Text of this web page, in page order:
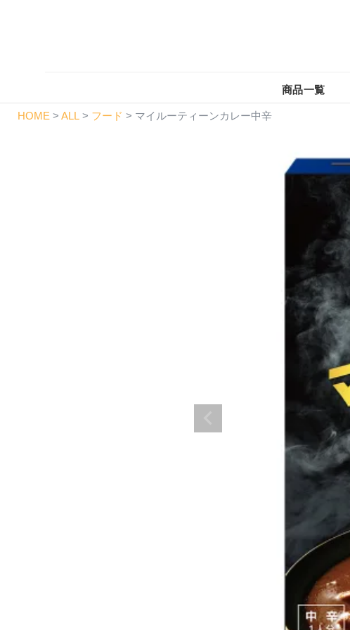
商品一覧
HOME ALL フード マイルーティーンカレー中辛